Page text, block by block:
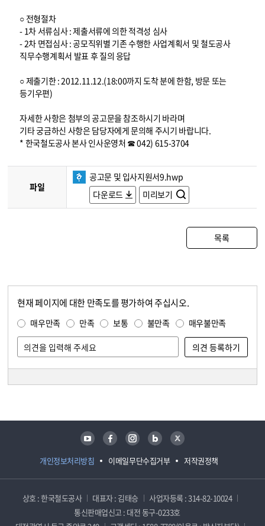
○ 전형절차
- 1차 서류심사 : 제출서류에 의한 적격성 심사
- 2차 면접심사 : 공모직위별 기존 수행한 사업계획서 및 철도공사
직무수행계획서 발표 후 질의 응답
○ 제출기한 : 2012.11.12.(18:00까지 도착 분에 한함, 방문 또는
등기우편)
자세한 사항은 첨부의 공고문을 참조하시기 바라며
기타 궁금하신 사항은 담당자에게 문의해 주시기 바랍니다.
* 한국철도공사 본사 인사운영처 ☎ 042) 615-3704
파일
공고문 및 입사지원서9.hwp
다운로드
미리보기
목록
현재 페이지에 대한 만족도를 평가하여 주십시오.
매우만족 만족 보통 불만족 매우불만족
개인정보처리방침 이메일무단수집거부 저작권정책
유튜브 페이스북 인스타그램 블로그 트위터
상호 : 한국철도공사 대표자 : 김태승
사업자등록 : 314-82-10024
통신판매업신고 : 대전 동구-0233호